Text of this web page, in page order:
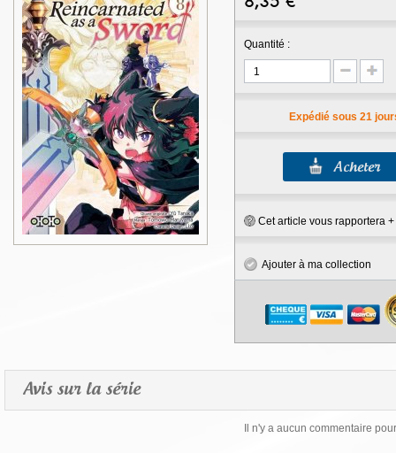
Quantité :
Expédié sous 21
Cet article vous rapportera +
Ajouter à ma collection
Avis sur la série
Il n'y a aucun commentaire